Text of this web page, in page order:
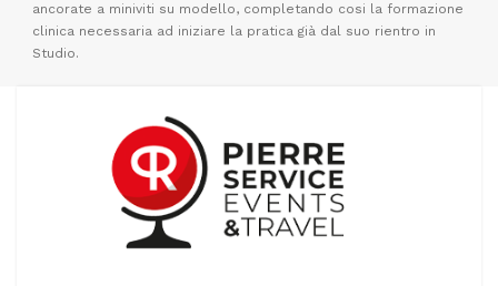
ancorate a miniviti su modello, completando cosi la formazione
clinica necessaria ad iniziare la pratica già dal suo rientro in
Studio.